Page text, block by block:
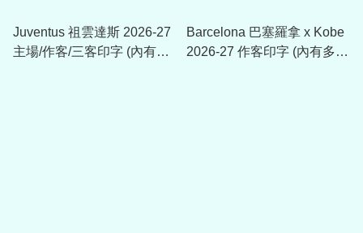
Juventus 祖雲達斯 2026-27
主場/作客/三客印字 (內有多
Barcelona 巴塞羅拿 x Kobe
2026-27 作客印字 (內有多